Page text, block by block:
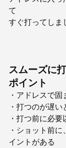
て
すぐ打ってしま
スムーズに
ポイント
・アドレスで
・打つのが遅い
・打つ前に必
・ショット前
イントがある